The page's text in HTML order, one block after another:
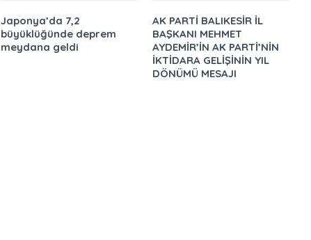
Japonya’da 7,2
büyüklüğünde deprem
meydana geldi
AK PARTİ BALIKESİR İL
BAŞKANI MEHMET
AYDEMİR’İN AK PARTİ’NİN
İKTİDARA GELİŞİNİN YIL
DÖNÜMÜ MESAJI